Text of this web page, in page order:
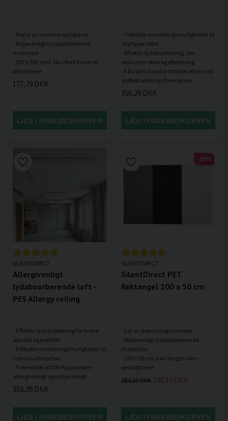
- Nemt at montere og tilpasse
- Miljøvenligt lydabsorberende
materiale
- 592 x 592 mm, fås i flere farver til
177,79 DKK
LÆG I INDKØBSKURVEN
- Fleksible monteringsmuligheder til
alle typer lofter
- Effektiv lydabsorbering, der
reducerer ekko og efterklang
- Fås som standardmodel eller med
356,29 DKK
LÆG I INDKØBSKURVEN
SILENTDIRECT
Allergivenligt
lydabsorberende loft -
PES Allergy ceiling
- Effektiv lydabsorbering for bedre
akustik og komfort
- Fleksible monteringsmuligheder til
individuelle behov
- Fremstillet af 100 % polyester –
356,29 DKK
LÆG I INDKØBSKURVEN
SILENTDIRECT
SilentDirect PET
Rektangel 100 x 50 cm
- Let at skære til og montere
- Miljøvenligt lydabsorberende
materiale
- 100 x 50 cm, kan bruges som
284,89 DKK 249,19 DKK
LÆG I INDKØBSKURVEN
-13%